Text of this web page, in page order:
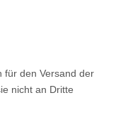
für den Versand der
nicht an Dritte